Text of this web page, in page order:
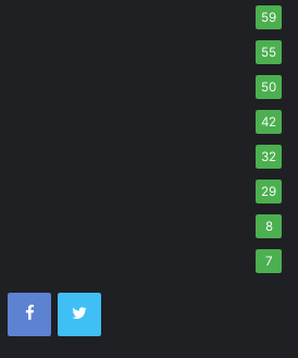
59
55
50
42
32
29
8
7